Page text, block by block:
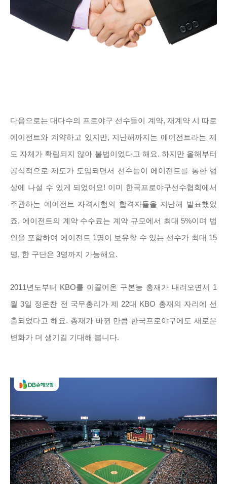
다음으로는 대다수의 프로야구 선수들이 계약, 재계약 시 따로
에이전트와 계약하고 있지만, 지난해까지는 에이전트라는 제
도 자체가 확립되지 않아 불법이었다고 해요. 하지만 올해부터
공식적으로 제도가 도입되면서 선수들이 에이전트를 통한 협
상에 나설 수 있게 되었어요! 이미 한국프로야구선수협회에서
주관하는 에이전트 자격시험의 합격자들을 지난해 발표했었
죠. 에이전트의 계약 수수료는 계약 규모에서 최대 5%이며 법
인을 포함하여 에이전트 1명이 보유할 수 있는 선수가 최대 15
명, 한 구단은 3명까지 가능해요.
2011년도부터 KBO를 이끌어온 구본능 총재가 내려오면서 1
월 3일 정운찬 전 국무총리가 제 22대 KBO 총재의 자리에 선
출되었다고 해요. 총재가 바뀐 만큼 한국프로야구에도 새로운
변화가 더 생기길 기대해 봅니다.